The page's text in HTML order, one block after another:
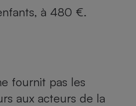
à 480 €.
fournit pas les
aux acteurs de la